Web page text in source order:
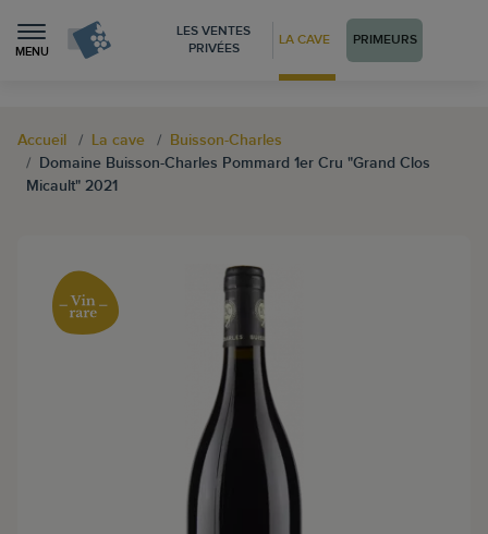
MENU
LES VENTES
PRIVÉES
LA CAVE PRIMEURS
Accueil La cave
Buisson-Charles
Domaine Buisson-Charles Pommard 1er Cru "Grand Clos
Micault" 2021